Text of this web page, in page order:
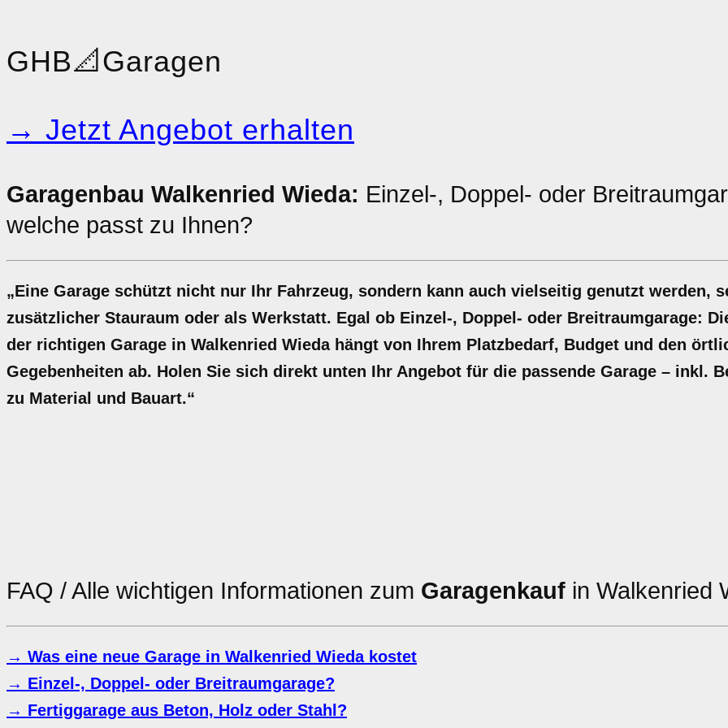
GHB📐Garagen
→ Jetzt Angebot erhalten
Garagenbau Walkenried Wieda: Einzel-, Doppel- oder
welche passt zu Ihnen?
„Eine Garage schützt nicht nur Ihr Fahrzeug, sondern kann auch vielseitig genutzt werden,
zusätzlicher Stauraum oder als Werkstatt. Egal ob Einzel-, Doppel- oder Breitraumgarage:
der richtigen Garage in Walkenried Wieda hängt von Ihrem Platzbedarf, Budget und den
Gegebenheiten ab. Holen Sie sich direkt unten Ihr Angebot für die passende Garage – inkl.
zu Material und Bauart.“
FAQ / Alle wichtigen Informationen zum Garagenkauf in Walkenried
→ Was eine neue Garage in Walkenried Wieda kostet
→ Einzel-, Doppel- oder Breitraumgarage?
→ Fertiggarage aus Beton, Holz oder Stahl?